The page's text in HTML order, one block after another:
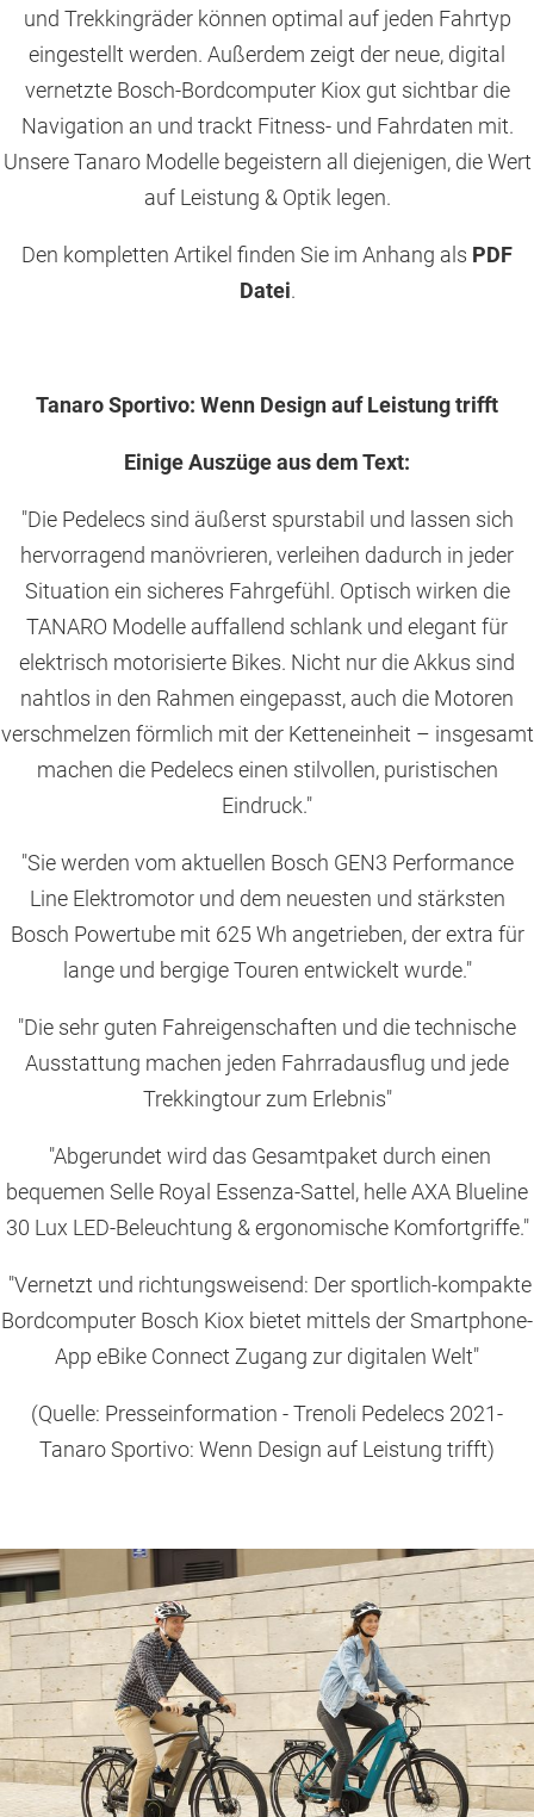
und Trekkingräder können optimal auf jeden Fahrtyp
eingestellt werden. Außerdem zeigt der neue, digital
vernetzte Bosch-Bordcomputer Kiox gut sichtbar die
Navigation an und trackt Fitness- und Fahrdaten mit.
Unsere Tanaro Modelle begeistern all diejenigen, die Wert
auf Leistung & Optik legen.
Den kompletten Artikel finden Sie im Anhang als PDF
Datei.
Tanaro Sportivo: Wenn Design auf Leistung trifft
Einige Auszüge aus dem Text:
"Die Pedelecs sind äußerst spurstabil und lassen sich
hervorragend manövrieren, verleihen dadurch in jeder
Situation ein sicheres Fahrgefühl. Optisch wirken die
TANARO Modelle auffallend schlank und elegant für
elektrisch motorisierte Bikes. Nicht nur die Akkus sind
nahtlos in den Rahmen eingepasst, auch die Motoren
verschmelzen förmlich mit der Ketteneinheit – insgesamt
machen die Pedelecs einen stilvollen, puristischen
Eindruck."
"Sie werden vom aktuellen Bosch GEN3 Performance
Line Elektromotor und dem neuesten und stärksten
Bosch Powertube mit 625 Wh angetrieben, der extra für
lange und bergige Touren entwickelt wurde."
"Die sehr guten Fahreigenschaften und die technische
Ausstattung machen jeden Fahrradausflug und jede
Trekkingtour zum Erlebnis"
"Abgerundet wird das Gesamtpaket durch einen
bequemen Selle Royal Essenza-Sattel, helle AXA Blueline
30 Lux LED-Beleuchtung & ergonomische Komfortgriffe."
"Vernetzt und richtungsweisend: Der sportlich-kompakte
Bordcomputer Bosch Kiox bietet mittels der Smartphone-
App eBike Connect Zugang zur digitalen Welt"
(Quelle: Presseinformation - Trenoli Pedelecs 2021-
Tanaro Sportivo: Wenn Design auf Leistung trifft)